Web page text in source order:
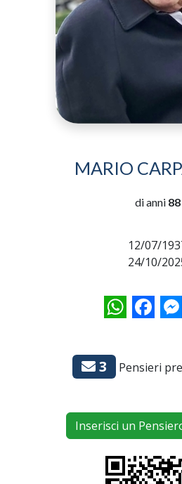
MARIO
di anni 88
12/07/
24/10/
WhatsApp
3 Pensieri
Inserisci un